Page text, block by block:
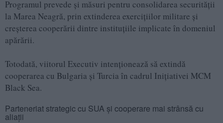
Programul prevede și măsuri pentru consolidarea securității
la Marea Neagră, prin extinderea exercițiilor militare și
creșterea cooperării dintre instituțiile implicate în domeniul
apărării.
Totodată, viitorul Executiv intenționează să extindă
cooperarea cu Bulgaria și Turcia în cadrul Inițiativei MCM
Black Sea.
Parteneriat strategic cu SUA și cooperare mai strânsă cu
aliații